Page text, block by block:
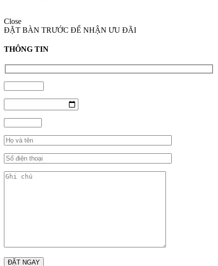
Close
ĐẶT BÀN TRƯỚC ĐỂ NHẬN ƯU ĐÃI
THÔNG TIN